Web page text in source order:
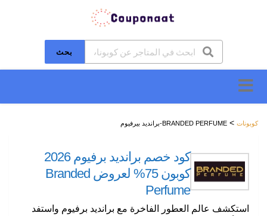
بحث
إلى
المحتوى
كوبونات > BRANDED PERFUME-برانديد بيرفيوم
كود خصم برانديد برفيوم 2026
كوبون 75% لعروض Branded
Perfume
استكشف عالم العطور الفاخرة مع برانديد برفيوم واستفد